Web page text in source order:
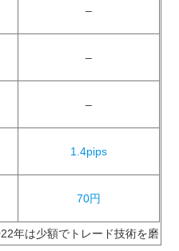
–
–
–
1.4pips
70円
年は少額でトレード技術を磨き